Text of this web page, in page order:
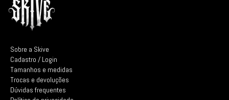
Sobre a Skive
Cadastro / Login
Tamanhos e medidas
Trocas e devoluções
Dúvidas frequentes